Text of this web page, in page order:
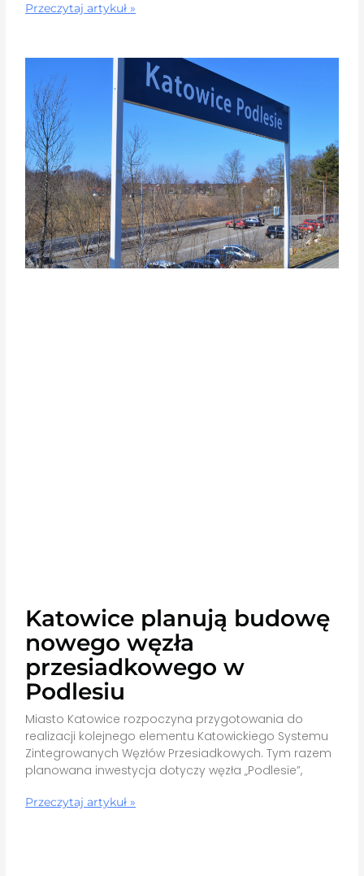
Przeczytaj artykuł »
Katowice planują budowę
nowego węzła
przesiadkowego w
Podlesiu
Miasto Katowice rozpoczyna przygotowania do
realizacji kolejnego elementu Katowickiego Systemu
Zintegrowanych Węzłów Przesiadkowych. Tym razem
planowana inwestycja dotyczy węzła „Podlesie”,
Przeczytaj artykuł »